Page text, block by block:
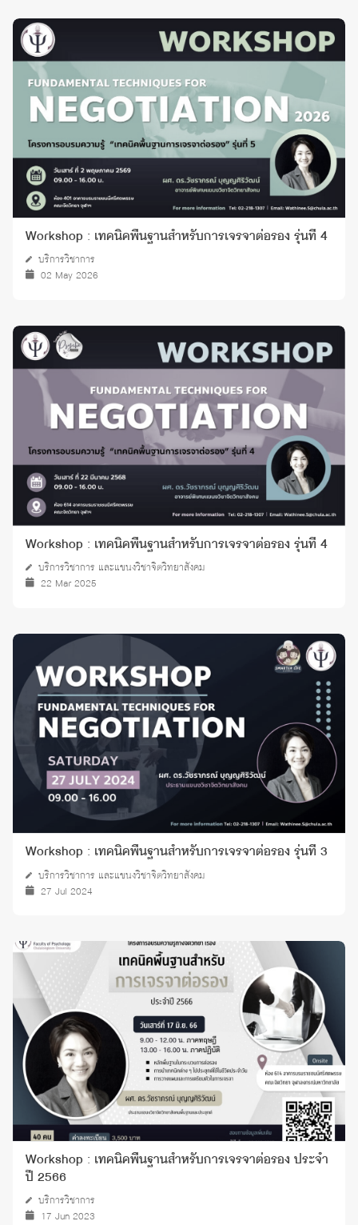
Workshop : เทคนิคพื้นฐานสำหรับการเจรจาต่อรอง รุ่นที่ 4
บริการวิชาการ
02 May 2026
Workshop : เทคนิคพื้นฐานสำหรับการเจรจาต่อรอง รุ่นที่ 4
บริการวิชาการ และแขนงวิชาจิตวิทยาสังคม
22 Mar 2025
Workshop : เทคนิคพื้นฐานสำหรับการเจรจาต่อรอง รุ่นที่ 3
บริการวิชาการ และแขนงวิชาจิตวิทยาสังคม
27 Jul 2024
Workshop : เทคนิคพื้นฐานสำหรับการเจรจาต่อรอง ประจำ
ปี 2566
บริการวิชาการ
17 Jun 2023